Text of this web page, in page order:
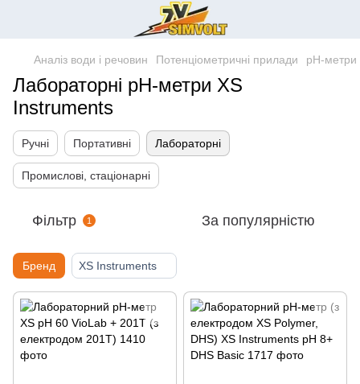
Аналіз води і речовин Потенціометричні прилади pH-метри
Лабораторні pH-метри XS
Instruments
Ручні Портативні Лабораторні
Промислові, стаціонарні
Фільтр 1 За популярністю
Бренд XS Instruments